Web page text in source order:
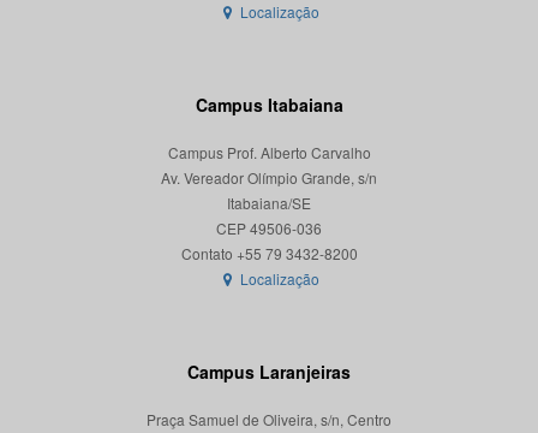
Localização
Campus Itabaiana
Campus Prof. Alberto Carvalho
Av. Vereador Olímpio Grande, s/n
Itabaiana/SE
CEP 49506-036
Localização
Campus Laranjeiras
Praça Samuel de Oliveira, s/n, Centro